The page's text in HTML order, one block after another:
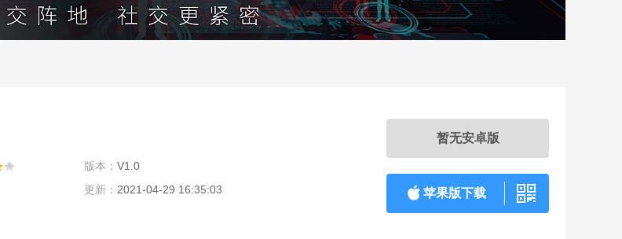
版本： V1.0
更新： 2021-04-29 16:35:03
暂无安卓版
苹果版下载